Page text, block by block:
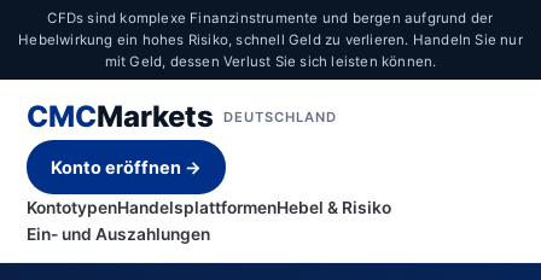
CFDs sind komplexe Finanzinstrumente und bergen aufgrund der
Hebelwirkung ein hohes Risiko, schnell Geld zu verlieren. Handeln Sie nur
mit Geld, dessen Verlust Sie sich leisten können.
CMCMarkets DEUTSCHLAND
KontotypenHandelsplattformenHebel & Risiko
Ein- und Auszahlungen
Konto eröffnen →